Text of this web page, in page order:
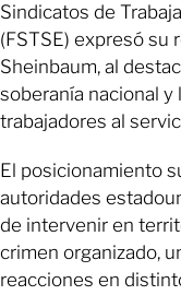
Sindicatos de
(FSTSE) expresó su
Sheinbaum, al
soberanía nacional
trabajadores al
El posicionamiento
autoridades
de intervenir en
crimen organizado,
reacciones en